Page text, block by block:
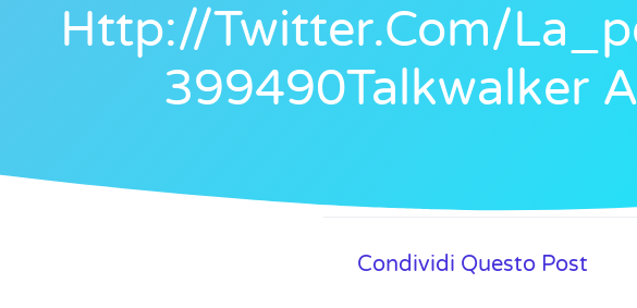
Http://twitter.com/
399490Talkwalker
Condividi Questo Post